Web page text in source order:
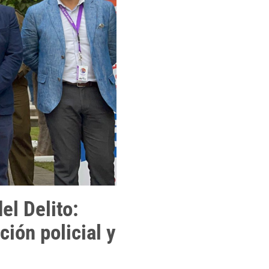
Delito:
policial y